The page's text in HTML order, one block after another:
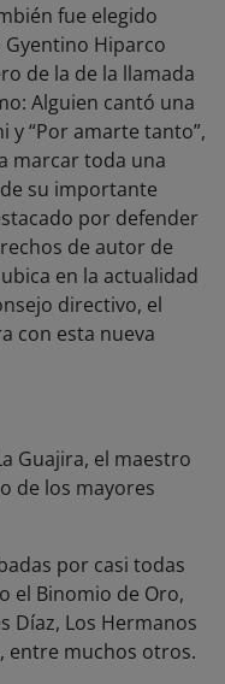
fue elegido
Hiparco
de la de la llamada
Alguien cantó una
y “Por amarte tanto”,
marcar toda una
su importante
por defender
de autor de
en la actualidad
directivo, el
con esta nueva
Guajira, el maestro
de los mayores
por casi todas
el Binomio de Oro,
Díaz, Los Hermanos
entre muchos otros.